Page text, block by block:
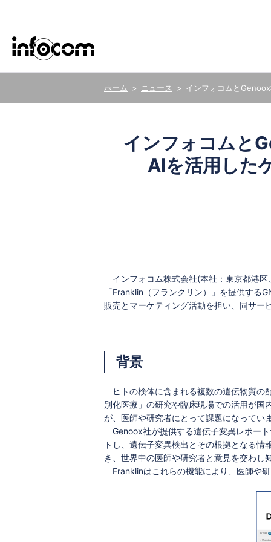
ニュース インフォコムと
インフォコムと
AIを活用した
インフォコム株式会社(本社：東京都港
「Franklin（フランクリン）」を提供す
販売とマーケティング活動を担い、同サー
背景
ヒトの検体に含まれる複数の遺伝物質の
別化医療」の研究や臨床現場での活用が国
が、医師や研究者にとって課題になってい
Genoox社が提供する遺伝子変異レポー
トし、遺伝子変異検出とその根拠となる
き、世界中の医師や研究者と意見を交わし
Franklinはこれらの機能により、医師や
ごあいさつ
グループ会社
株式の事務手続き
サステナビリティ基本方針
サステナビリティデータ
新卒・キャリア採用